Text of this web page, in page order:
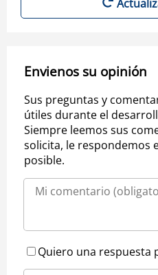
Envienos su opinión
Sus preguntas y
útiles durante el
Siempre leemos sus
solicita, le respondemos
posible.
Quiero una respuesta